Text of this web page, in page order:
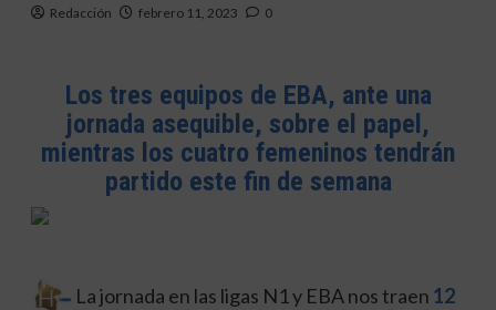
Redacción febrero 11, 2023 0
Los tres equipos de EBA, ante una
jornada asequible, sobre el papel,
mientras los cuatro femeninos tendrán
partido este fin de semana
La jornada en las ligas N1 y EBA nos traen 12